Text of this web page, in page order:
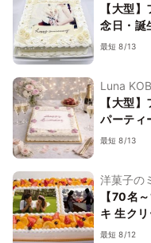
【大型
念日・誕
｜写真プ
最短 8/13
Luna
【大型
パーティ
華やか主
最短 8/13
洋菓子の
【70名
キ 生ク
最短 8/12